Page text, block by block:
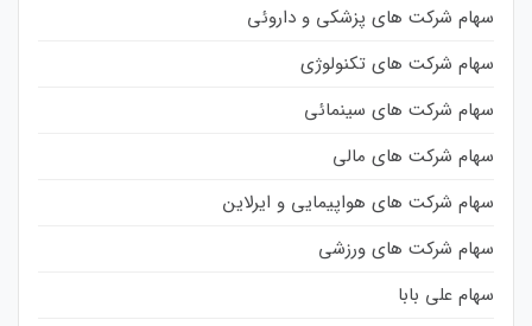
سهام شرکت های پزشکی و داروئی
سهام شرکت های تکنولوژی
سهام شرکت های سینمائی
سهام شرکت های مالی
سهام شرکت های هواپیمایی و ایرلاین
سهام شرکت های ورزشی
سهام علی بابا